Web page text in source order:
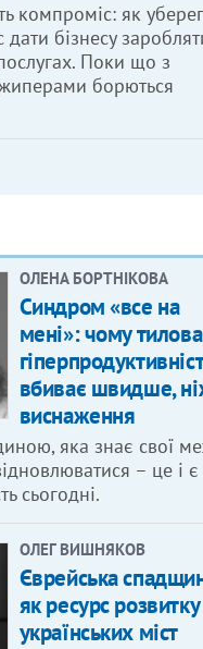
компроміс: як
бізнесу
Поки що з
борються
ОЛЕНА БОРТНІКОВА
Синдром «все на
мені»: чому тилова
вбиває швидше,
виснаження
яка знає свої
– це і є
сьогодні.
ОЛЕГ ВИШНЯКОВ
Єврейська
як ресурс розвитку
українських міст